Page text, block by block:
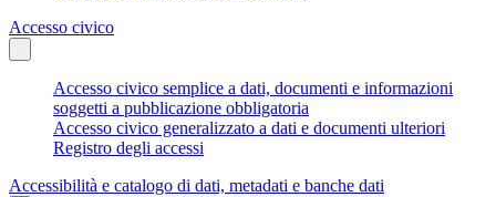
Accesso civico
Accesso civico semplice a dati, documenti e informazioni
soggetti a pubblicazione obbligatoria
Accesso civico generalizzato a dati e documenti ulteriori
Registro degli accessi
Accessibilità e catalogo di dati, metadati e banche dati